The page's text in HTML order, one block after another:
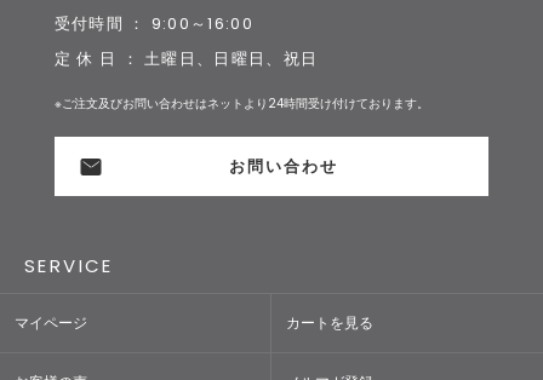
受付時間 ： 9:00～16:00
定 休 日 ： 土曜日、日曜日、祝日
※ご注文及びお問い合わせはネットより24時間受け付けております。
お問い合わせ
SERVICE
マイページ カートを見る